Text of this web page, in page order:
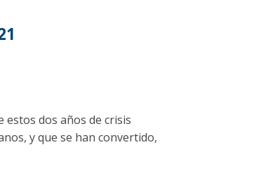
dos años de crisis
y que se han convertido,